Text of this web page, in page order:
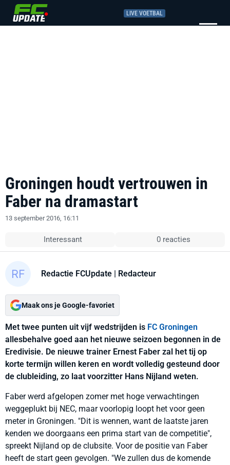
LIVE VOETBAL
Groningen houdt vertrouwen in
Faber na dramastart
13 september 2016, 16:11
Interessant 0 reacties
Redactie FCUpdate | Redacteur
Maak ons je Google-favoriet
Met twee punten uit vijf wedstrijden is FC Groningen
allesbehalve goed aan het nieuwe seizoen begonnen in de
Eredivisie. De nieuwe trainer Ernest Faber zal het tij op
korte termijn willen keren en wordt volledig gesteund door
de clubleiding, zo laat voorzitter Hans Nijland weten.
Faber werd afgelopen zomer met hoge verwachtingen
weggeplukt bij NEC, maar voorlopig loopt het voor geen
meter in Groningen. "Dit is wennen, want de laatste jaren
kenden we doorgaans een prima start van de competitie",
spreekt Nijland op de clubsite. Voor de positie van Faber
heeft de start geen gevolgen. "We zullen dus de komende